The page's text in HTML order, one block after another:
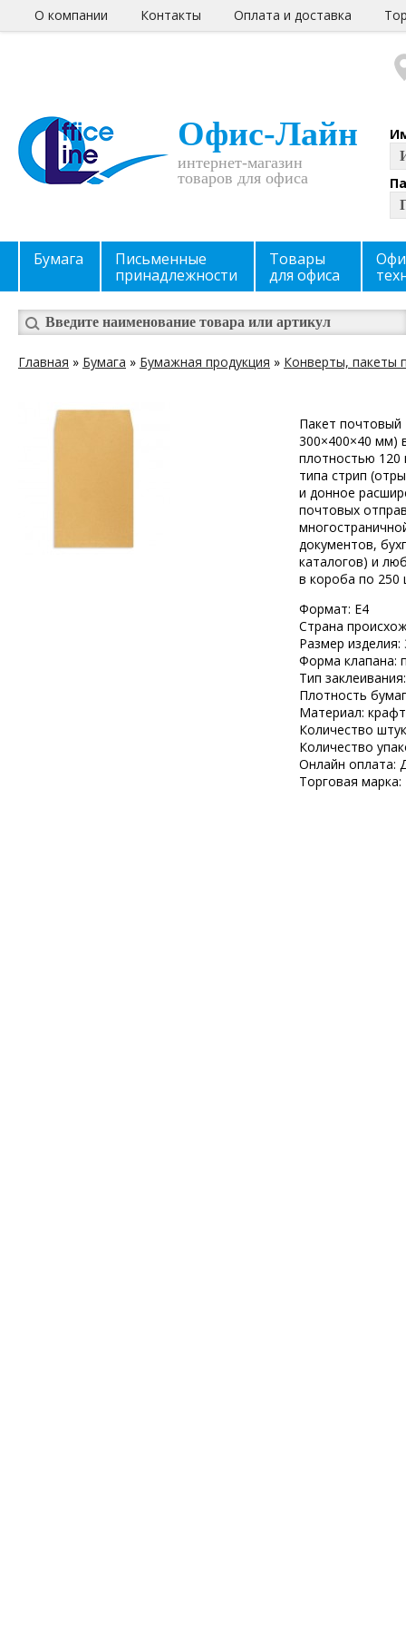
О компании Контакты Оплата и доставка
Офис-Лайн
интернет-магазин
товаров для офиса
Бумага
Письменные
принадлежности
Товары
для офиса
Главная » Бумага » Бумажная продукция » Конверты, пакеты
Пакет почтовый
300×400×40 мм)
плотностью 120
типа стрип
и донное
почтовых
документов,
каталогов) и
в короба по 250
Формат: Е4
Страна
Размер
Форма клапана:
Тип
Плотность
Материал:
Количество
Количество
Онлайн оплата:
Торговая марка: